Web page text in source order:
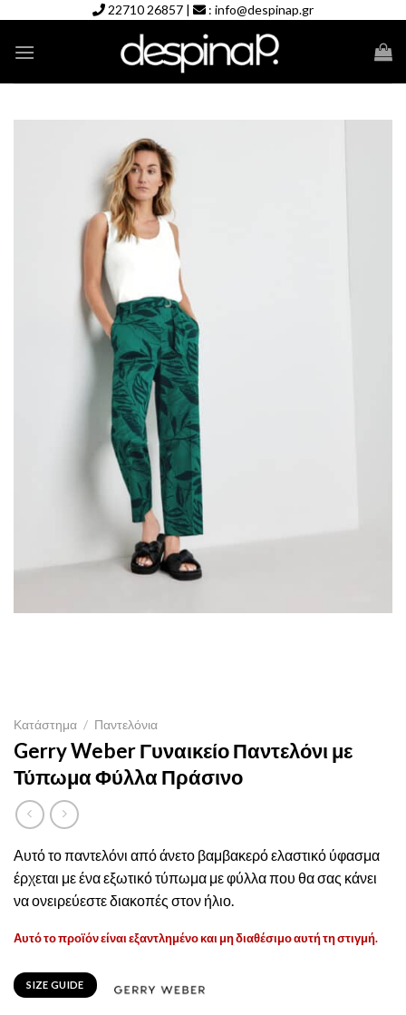
content
22710 26857 | : info@despinap.gr
Κατάστημα / Παντελόνια
Gerry Weber Γυναικείο Παντελόνι με
Τύπωμα Φύλλα Πράσινο
Αυτό το παντελόνι από άνετο βαμβακερό ελαστικό ύφασμα
έρχεται με ένα εξωτικό τύπωμα με φύλλα που θα σας κάνει
να ονειρεύεστε διακοπές στον ήλιο.
Αυτό το προϊόν είναι εξαντλημένο και μη διαθέσιμο αυτή τη στιγμή.
SIZE GUIDE